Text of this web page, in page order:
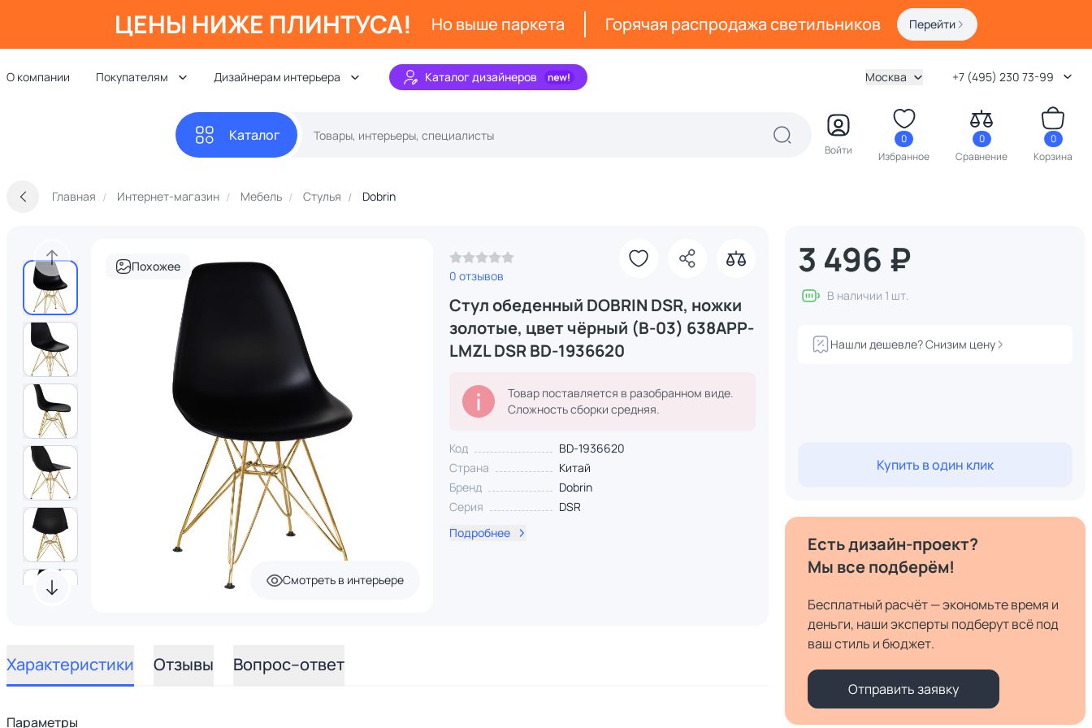
ЦЕНЫ НИЖЕ ПЛИНТУСА! Но выше паркета Горячая распродажа светильников Перейти
О компании Покупателям Дизайнерам интерьера Каталог дизайнеров Москва +7 (495) 230 73-99
Каталог
Войти
0
Избранное
0
Сравнение
0
Корзина
Главная Интернет-магазин Мебель Стулья Dobrin
Похожее
Смотреть в интерьере
0 отзывов
Стул обеденный DOBRIN DSR, ножки
золотые, цвет чёрный (B-03) 638APP-
LMZL DSR BD-1936620
Товар поставляется в разобранном виде.
Сложность сборки средняя.
Код
BD-1936620
Страна
Китай
Бренд
Dobrin
Серия
DSR
Подробнее
Характеристики Отзывы Вопрос–ответ
Параметры
Закрыть 3 496 ₽
В наличии 1 шт.
Нашли дешевле? Снизим цену
Купить в один клик
Есть дизайн-проект?
Мы все подберём!
Бесплатный расчёт — экономьте время и
деньги, наши эксперты подберут всё под
ваш стиль и бюджет.
Отправить заявку